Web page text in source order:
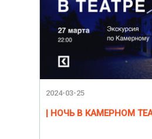
2024-03-25
| НОЧЬ В КАМЕРНОМ